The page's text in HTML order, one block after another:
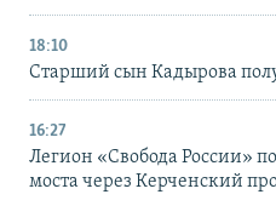
18:10
Старший сын Кадырова
16:27
Легион «Свобода России»
моста через Керченский